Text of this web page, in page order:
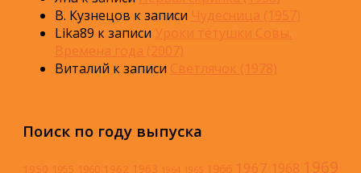
В. Кузнецов к записи Чудесница (1957)
Lika89 к записи Уроки тётушки Совы.
Времена года (2007)
Виталий к записи Светлячок (1978)
Поиск по году выпуска
1950 1955 1960 1962 1963 1964 1965 1966 1967 1968 1969